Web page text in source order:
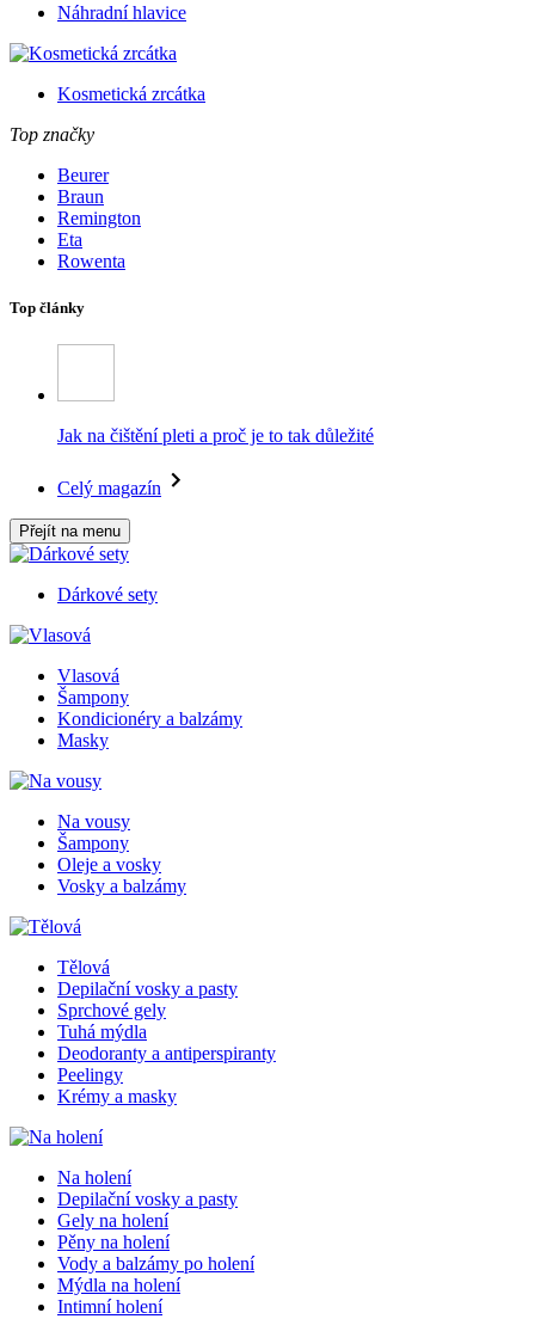
Náhradní hlavice
Kosmetická zrcátka
Top značky
Beurer
Braun
Remington
Eta
Rowenta
Top články
Jak na čištění pleti a proč je to tak důležité
Celý magazín
Přejít na menu
Dárkové sety
Vlasová
Šampony
Kondicionéry a balzámy
Masky
Na vousy
Šampony
Oleje a vosky
Vosky a balzámy
Tělová
Depilační vosky a pasty
Sprchové gely
Tuhá mýdla
Deodoranty a antiperspiranty
Peelingy
Krémy a masky
Na holení
Depilační vosky a pasty
Gely na holení
Pěny na holení
Vody a balzámy po holení
Mýdla na holení
Intimní holení